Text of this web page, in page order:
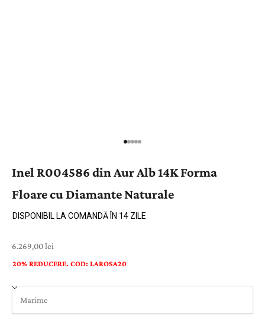
Inel R004586 din Aur Alb 14K Forma
Floare cu Diamante Naturale
DISPONIBIL LA COMANDĂ ÎN 14 ZILE
Preț cu reducere
6.269,00 lei
20% REDUCERE. COD: LAROSA20